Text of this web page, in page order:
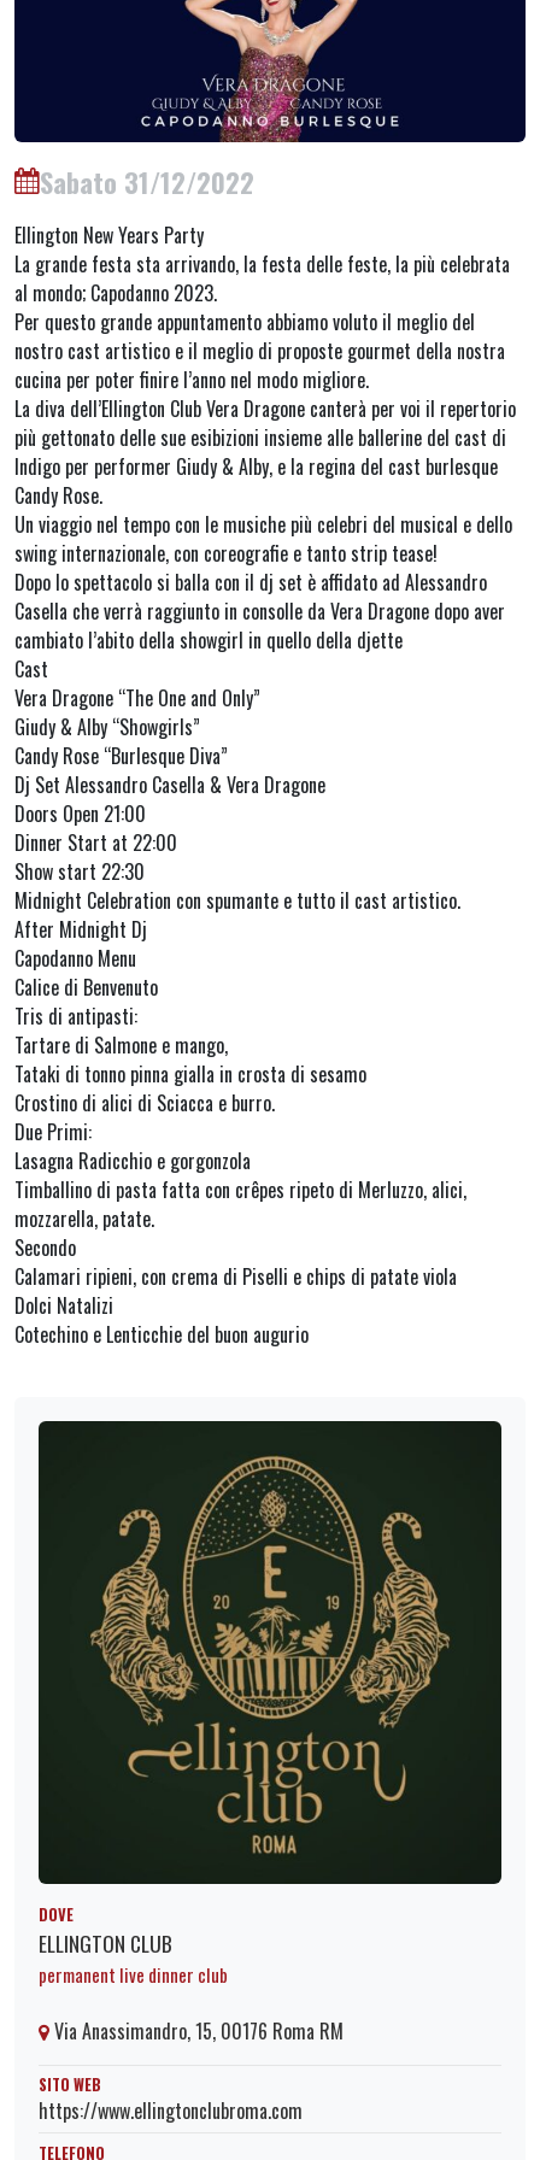
Sabato 31/12/2022
Ellington New Years Party
La grande festa sta arrivando, la festa delle feste, la più celebrata
al mondo; Capodanno 2023.
Per questo grande appuntamento abbiamo voluto il meglio del
nostro cast artistico e il meglio di proposte gourmet della nostra
cucina per poter finire l’anno nel modo migliore.
La diva dell’Ellington Club Vera Dragone canterà per voi il repertorio
più gettonato delle sue esibizioni insieme alle ballerine del cast di
Indigo per performer Giudy & Alby, e la regina del cast burlesque
Candy Rose.
Un viaggio nel tempo con le musiche più celebri del musical e dello
swing internazionale, con coreografie e tanto strip tease!
Dopo lo spettacolo si balla con il dj set è affidato ad Alessandro
Casella che verrà raggiunto in consolle da Vera Dragone dopo aver
cambiato l’abito della showgirl in quello della djette
Cast
Vera Dragone “The One and Only”
Giudy & Alby “Showgirls”
Candy Rose “Burlesque Diva”
Dj Set Alessandro Casella & Vera Dragone
Doors Open 21:00
Dinner Start at 22:00
Show start 22:30
Midnight Celebration con spumante e tutto il cast artistico.
After Midnight Dj
Capodanno Menu
Calice di Benvenuto
Tris di antipasti:
Tartare di Salmone e mango,
Tataki di tonno pinna gialla in crosta di sesamo
Crostino di alici di Sciacca e burro.
Due Primi:
Lasagna Radicchio e gorgonzola
Timballino di pasta fatta con crêpes ripeto di Merluzzo, alici,
mozzarella, patate.
Secondo
Calamari ripieni, con crema di Piselli e chips di patate viola
Dolci Natalizi
Cotechino e Lenticchie del buon augurio
DOVE
ELLINGTON CLUB
permanent live dinner club
Via Anassimandro, 15, 00176 Roma RM
SITO WEB
https://www.ellingtonclubroma.com
TELEFONO